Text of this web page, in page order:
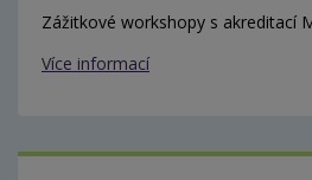
Zážitkové workshopy s akreditací
Více informací